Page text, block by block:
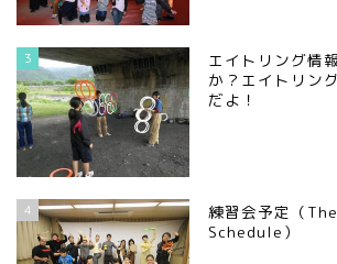
3
エイトリング情
か？エイトリン
だよ！
4
練習会予定（
Schedule）